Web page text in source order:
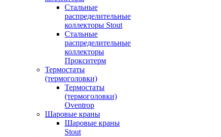
Стальные
распределительные
коллекторы Stout
Стальные
распределительные
коллекторы
Прокситерм
Термостаты
(термоголовки)
Термостаты
(термоголовки)
Oventrop
Шаровые краны
Шаровые краны
Stout